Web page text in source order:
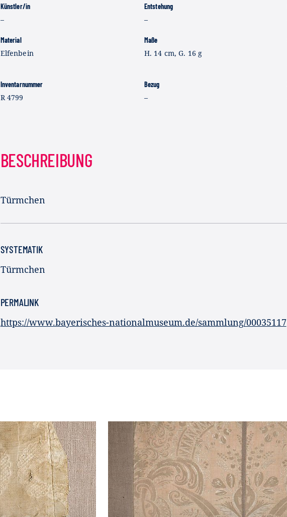
Künstler/in
–
Entstehung
–
Material
Elfenbein
Maße
H. 14 cm, G. 16 g
Inventarnummer
R 4799
Bezug
–
BESCHREIBUNG
Türmchen
SYSTEMATIK
Türmchen
PERMALINK
https://www.bayerisches-nationalmuseum.de/sammlung/00035117